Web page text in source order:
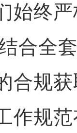
始终
合全
合规
作规